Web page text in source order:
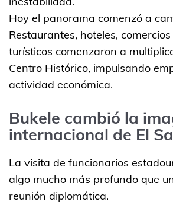
Hoy el panorama comenzó a
Restaurantes, hoteles,
turísticos comenzaron a
Centro Histórico, impulsando
actividad económica.
Bukele cambió la
internacional de El
La visita de funcionarios
algo mucho más profundo que
reunión diplomática.